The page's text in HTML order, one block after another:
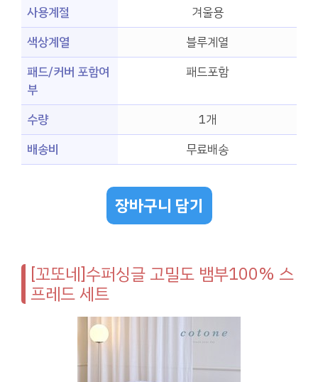
사용계절
겨울용
색상계열
블루계열
패드/커버 포함여
부
패드포함
수량
1개
배송비
무료배송
장바구니 담기
[꼬또네]수퍼싱글 고밀도 뱀부100% 스
프레드 세트